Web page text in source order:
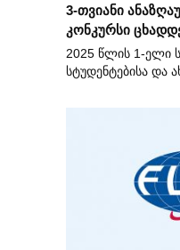
3-თვიანი
კონკურსი
2025 წლის 1-ელი
სტუდენტებისა და